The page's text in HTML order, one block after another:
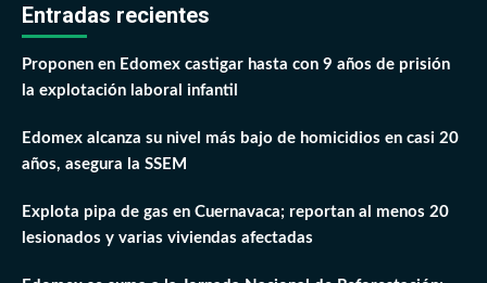
Entradas recientes
Proponen en Edomex castigar hasta con 9 años de prisión
la explotación laboral infantil
Edomex alcanza su nivel más bajo de homicidios en casi 20
años, asegura la SSEM
Explota pipa de gas en Cuernavaca; reportan al menos 20
lesionados y varias viviendas afectadas